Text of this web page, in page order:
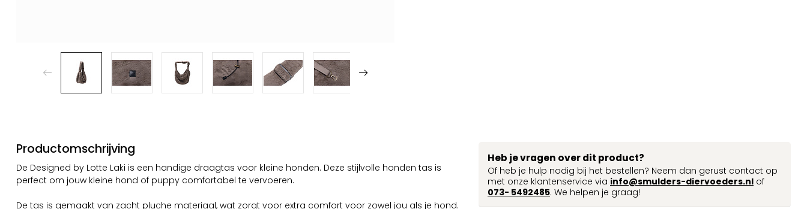
Productomschrijving
De Designed by Lotte Laki is een handige draagtas voor kleine honden. Deze stijlvolle honden tas is
perfect om jouw kleine hond of puppy comfortabel te vervoeren.
De tas is gemaakt van zacht pluche materiaal, wat zorgt voor extra comfort voor zowel jou als je hond.
Heb je vragen over dit product?
Of heb je hulp nodig bij het bestellen? Neem dan gerust contact op
met onze klantenservice via info@smulders-diervoeders.nl of
073- 5492485. We helpen je graag!